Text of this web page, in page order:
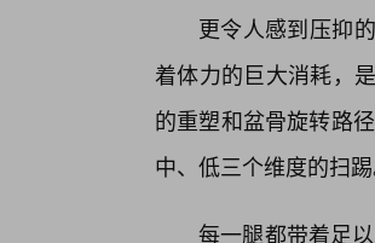
更令人感到压抑
着体力的巨大消耗，
的重塑和盆骨旋转路
中、低三个维度的扫踢
每一腿都带着足